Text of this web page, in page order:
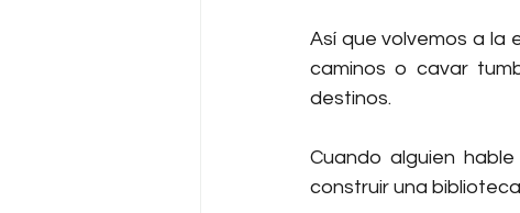
Así que volvemos a la
caminos o cavar
destinos.
Cuando alguien
construir una